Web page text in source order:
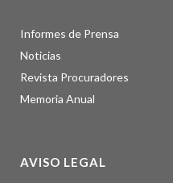
Informes de Prensa
Noticias
Revista Procuradores
Memoria Anual
AVISO LEGAL